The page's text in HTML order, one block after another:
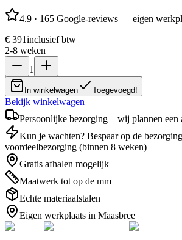
4.9 · 165 Google-reviews — eigen
€ 391inclusief btw
2-8 weken
1
In winkelwagen Toegevoegd!
Bekijk winkelwagen
Persoonlijke bezorging – wij plannen een
Kun je wachten? Bespaar op de
voordeelbezorging (binnen 8 weken)
Gratis afhalen mogelijk
Maatwerk tot op de mm
Echte materiaalstalen
Eigen werkplaats in Maasbree